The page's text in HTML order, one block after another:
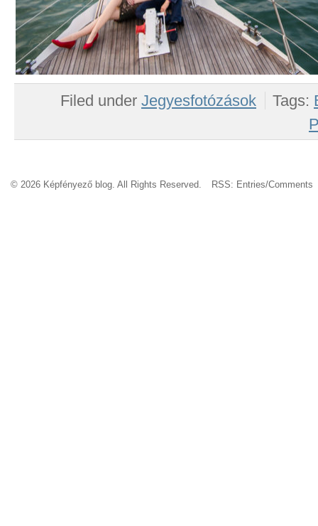
Filed under Jegyesfotózások Tags:
© 2026 Képfényező blog. All Rights Reserved. RSS: Entries/Comments